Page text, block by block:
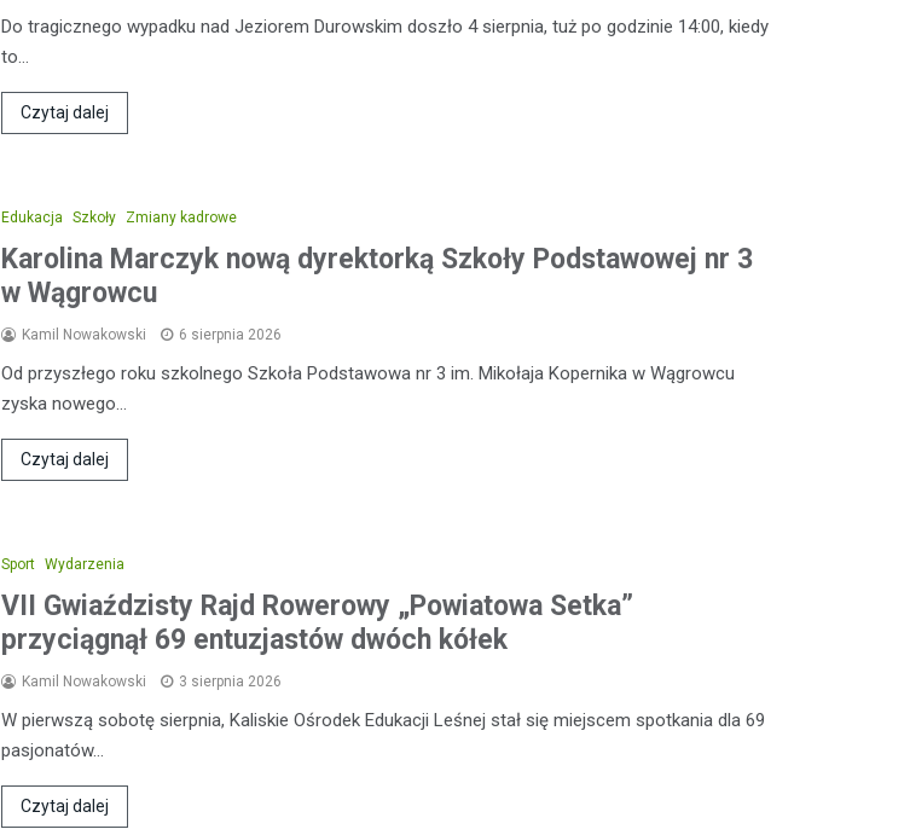
Do tragicznego wypadku nad Jeziorem Durowskim doszło 4 sierpnia, tuż po godzinie 14:00, kiedy
to…
Czytaj dalej
Edukacja Szkoły Zmiany kadrowe
Karolina Marczyk nową dyrektorką Szkoły Podstawowej nr 3
w Wągrowcu
Kamil Nowakowski 6 sierpnia 2026
Od przyszłego roku szkolnego Szkoła Podstawowa nr 3 im. Mikołaja Kopernika w Wągrowcu
zyska nowego…
Czytaj dalej
Sport Wydarzenia
VII Gwiaździsty Rajd Rowerowy „Powiatowa Setka”
przyciągnął 69 entuzjastów dwóch kółek
Kamil Nowakowski 3 sierpnia 2026
W pierwszą sobotę sierpnia, Kaliskie Ośrodek Edukacji Leśnej stał się miejscem spotkania dla 69
pasjonatów…
Czytaj dalej